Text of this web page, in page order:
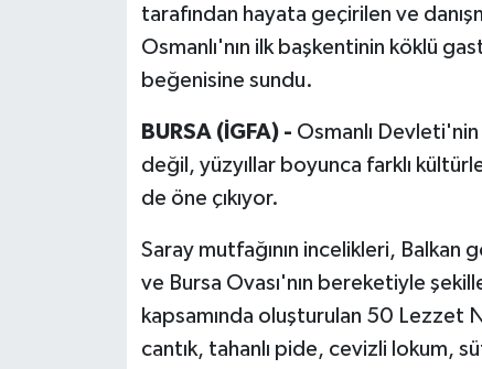
tarafından hayata geçirilen ve
Osmanlı'nın ilk başkentinin köklü
beğenisine sundu.
BURSA (İGFA) - Osmanlı Devleti'nin
değil, yüzyıllar boyunca farklı
de öne çıkıyor.
Saray mutfağının incelikleri, Balkan
ve Bursa Ovası'nın bereketiyle
kapsamında oluşturulan 50 Lezzet
cantık, tahanlı pide, cevizli lokum,